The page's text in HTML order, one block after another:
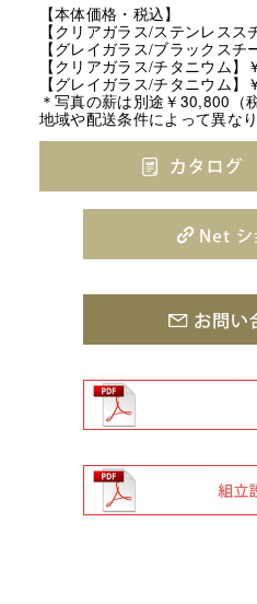
【本体価格・税込】
【クリアガラス/ステンレス
【グレイガラス/ブラックス
【クリアガラス/チタニウム】
【グレイガラス/チタニウム】
＊写真の薪は別途￥30,800
地域や配送条件によって異なり